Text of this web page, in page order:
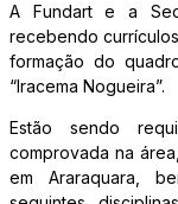
A Fundart e a
recebendo
formação do
“Iracema Nogueira”.
Estão sendo
comprovada na
em Araraquara,